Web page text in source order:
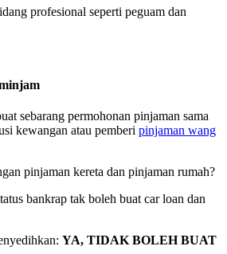
profesional seperti peguam dan
sebarang permohonan pinjaman sama
kewangan atau pemberi pinjaman wang
pinjaman kereta dan pinjaman rumah?
bankrap tak boleh buat car loan dan
YA, TIDAK BOLEH BUAT